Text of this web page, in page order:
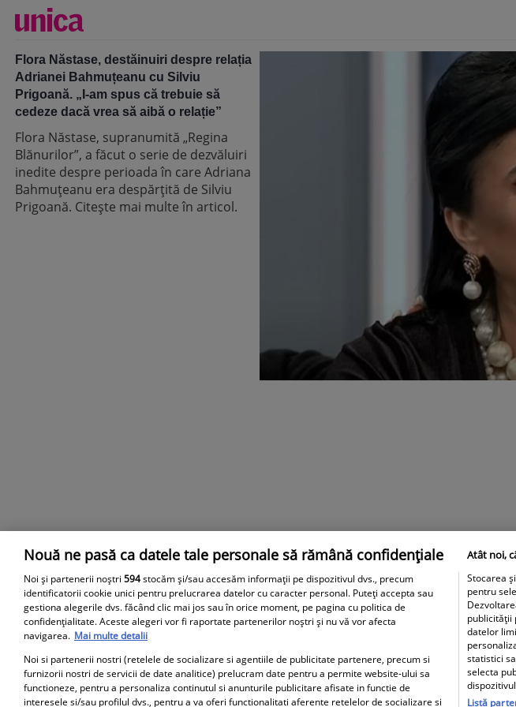
Flora Năstase, destăinuiri despre relația
Adrianei Bahmuțeanu cu Silviu
Prigoană. „I-am spus că trebuie să
cedeze dacă vrea să aibă o relație”
Flora Năstase, supranumită „Regina
Blănurilor”, a făcut o serie de dezvăluiri
inedite despre perioada în care Adriana
Bahmuțeanu era despărțită de Silviu
Prigoană. Citește mai multe în articol.
Parteneri
Nouă ne pasă ca datele tale personale să rămână confidențiale
Noi și partenerii noștri 594stocăm și/sau accesăm informații pe dispozitivul dvs., precum
identificatorii cookie unici pentru prelucrarea datelor cu caracter personal. Puteți accepta sau
gestiona alegerile dvs. făcând clic mai jos sau în orice moment, pe pagina cu politica de
confidențialitate. Aceste alegeri vor fi raportate partenerilor noștri și nu vă vor afecta
navigarea. Mai multe detalii
Noi si partenerii nostri (retelele de socializare si agentiile de publicitate partenere, precum si
furnizorii nostri de servicii de date analitice) prelucram date pentru a permite website-ului sa
functioneze, pentru a personaliza continutul si anunturile publicitare afisate in functie de
interesele si/sau profilul dvs., pentru a va oferi functionalitati aferente retelelor de socializare si
Atât noi,
Stocarea
pentru
publicității
datelor
statistici
selecta
Listă